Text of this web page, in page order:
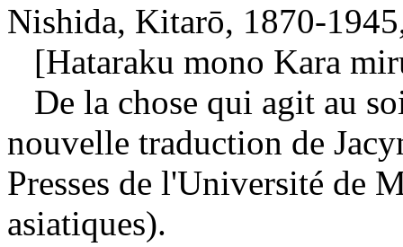
Nishida, Kitarō, 1870-
[Hataraku mono Kara
De la chose qui agit au
nouvelle traduction de
Presses de l'Université de
asiatiques).